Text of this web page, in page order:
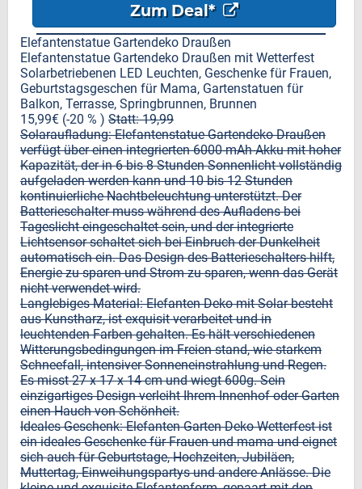
Zum Deal*
Elefantenstatue Gartendeko Draußen
Elefantenstatue Gartendeko Draußen mit Wetterfest
Solarbetriebenen LED Leuchten, Geschenke für Frauen,
Geburtstagsgeschen für Mama, Gartenstatuen für
Balkon, Terrasse, Springbrunnen, Brunnen
15,99€ (-20 % ) Statt: 19,99
Solaraufladung: Elefantenstatue Gartendeko Draußen
verfügt über einen integrierten 6000-mAh-Akku mit hoher
Kapazität, der in 6 bis 8 Stunden Sonnenlicht vollständig
aufgeladen werden kann und 10 bis 12 Stunden
kontinuierliche Nachtbeleuchtung unterstützt. Der
Batterieschalter muss während des Aufladens bei
Tageslicht eingeschaltet sein, und der integrierte
Lichtsensor schaltet sich bei Einbruch der Dunkelheit
automatisch ein. Das Design des Batterieschalters hilft,
Energie zu sparen und Strom zu sparen, wenn das Gerät
nicht verwendet wird.
Langlebiges Material: Elefanten Deko mit Solar besteht
aus Kunstharz, ist exquisit verarbeitet und in
leuchtenden Farben gehalten. Es hält verschiedenen
Witterungsbedingungen im Freien stand, wie starkem
Schneefall, intensiver Sonneneinstrahlung und Regen.
Es misst 27 x 17 x 14 cm und wiegt 600g. Sein
einzigartiges Design verleiht Ihrem Innenhof oder Garten
einen Hauch von Schönheit.
Ideales Geschenk: Elefanten Garten Deko Wetterfest ist
ein ideales Geschenke für Frauen und mama und eignet
sich auch für Geburtstage, Hochzeiten, Jubiläen,
Muttertag, Einweihungspartys und andere Anlässe. Die